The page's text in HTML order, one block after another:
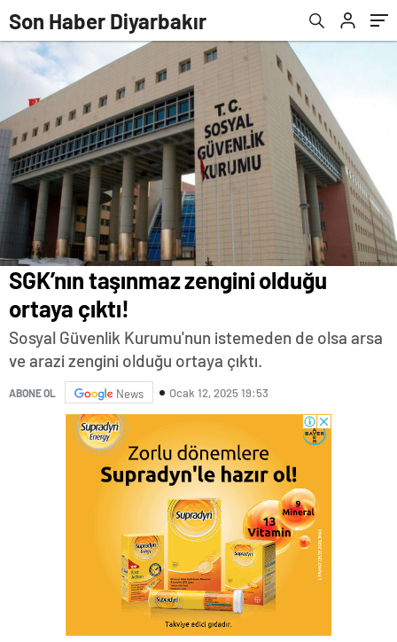
Son Haber Diyarbakır
SGK’nın taşınmaz zengini olduğu
ortaya çıktı!
Sosyal Güvenlik Kurumu'nun istemeden de olsa arsa
ve arazi zengini olduğu ortaya çıktı.
ABONE OL News Ocak 12, 2025 19:53